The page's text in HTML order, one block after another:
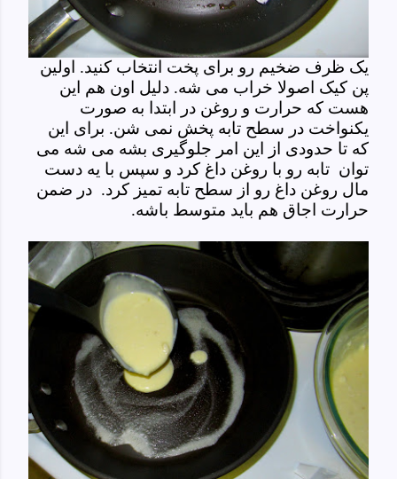
یک ظرف ضخیم رو برای پخت انتخاب کنید. اولین
پن کیک اصولا خراب می شه. دلیل اون هم این
هست که حرارت و روغن در ابتدا به صورت
یکنواخت در سطح تابه پخش نمی شن. برای این
که تا حدودی از این امر جلوگیری بشه می شه می
توان تابه رو با روغن داغ کرد و سپس با یه دست
مال روغن داغ رو از سطح تابه تمیز کرد. در ضمن
حرارت اجاق هم باید متوسط باشه.